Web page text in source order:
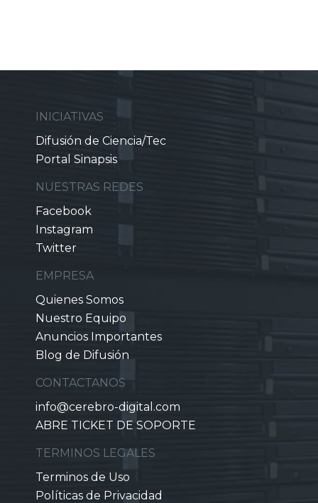
INICIATIVAS
Difusión de Ciencia/Tec
Portal Sinapsis
NUESTRAS REDES
Facebook
Instagram
Twitter
EMPRESA
Quienes Somos
Nuestro Equipo
Anuncios Importantes
Blog de Difusión
CONTACTANOS
info@cerebro-digital.com
ABRE TICKET DE SOPORTE
TERMINOS LEGALES
Terminos de Uso
Políticas de Privacidad